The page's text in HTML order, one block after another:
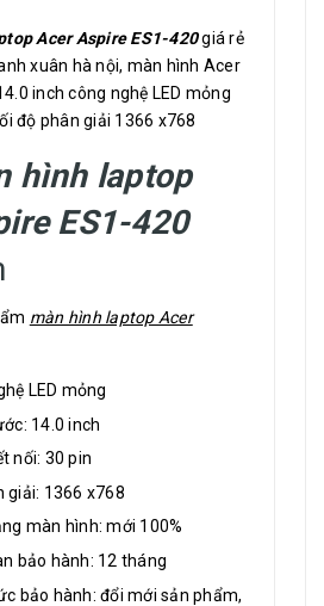
Acer Aspire ES1-420giá rẻ
xuân hà nội, màn hình Acer
inch công nghệ LED mỏng
độ phân giải 1366 x768
hình laptop
ES1-420
màn hình laptop Acer
LED mỏng
14.0 inch
nối: 30 pin
giải: 1366 x768
màn hình: mới 100%
bảo hành: 12 tháng
bảo hành: đổi mới sản phẩm,